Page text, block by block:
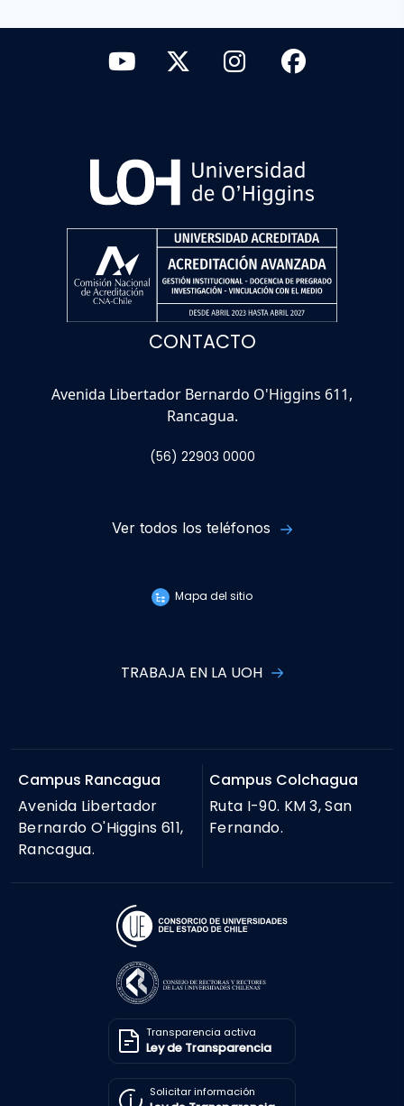
CONTACTO
Avenida Libertador Bernardo O'Higgins 611,
Rancagua.
(56) 22903 0000
Ver todos los teléfonos
Mapa del sitio
TRABAJA EN LA UOH
Campus Rancagua
Avenida Libertador
Bernardo O'Higgins 611,
Rancagua.
Campus Colchagua
Ruta I-90. KM 3, San
Fernando.
Transparencia activa
Ley de Transparencia
Solicitar información